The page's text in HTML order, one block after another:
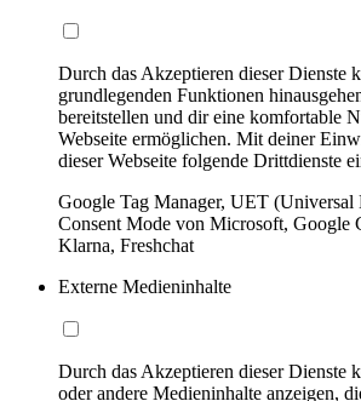
Durch das Akzeptieren dieser Dienste
grundlegenden Funktionen
bereitstellen und dir eine komfortable
Webseite ermöglichen. Mit deiner
dieser Webseite folgende Drittdienste
Google Tag Manager, UET (Universal
Consent Mode von Microsoft, Google
Klarna, Freshchat
Externe Medieninhalte
Durch das Akzeptieren dieser Dienste
oder andere Medieninhalte anzeigen,